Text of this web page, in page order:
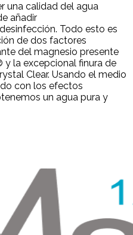
una calidad del agua
añadir
Todo esto es
de dos factores
del magnesio presente
la excepcional finura de
Clear. Usando el medio
con los efectos
un agua pura y